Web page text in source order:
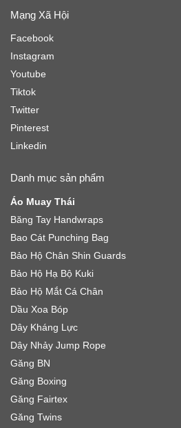
Mạng Xã Hội
Facebook
Instagram
Youtube
Tiktok
Twitter
Pinterest
Linkedin
Danh mục sản phẩm
Áo Muay Thái
Băng Tay Handwraps
Bao Cát Punching Bag
Bảo Hộ Chân Shin Guards
Bảo Hộ Hạ Bộ Kuki
Bảo Hộ Mắt Cá Chân
Dầu Xoa Bóp
Dây Kháng Lực
Dây Nhảy Jump Rope
Găng BN
Găng Boxing
Găng Fairtex
Găng Twins